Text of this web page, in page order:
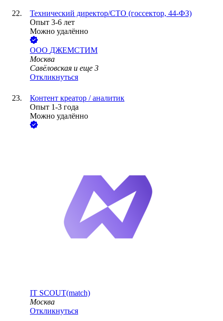
Технический директор/CTO (госсектор, 44-ФЗ)
Опыт 3-6 лет
Можно удалённо
ООО ДЖЕМСТИМ
Москва
Савёловская и еще 3
Откликнуться
Контент креатор / аналитик
Опыт 1-3 года
Можно удалённо
IT SCOUT(match)
Москва
Откликнуться